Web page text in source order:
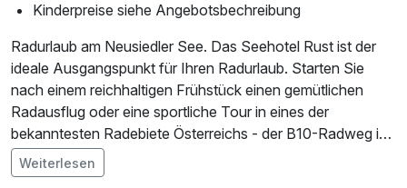
Kinderpreise siehe Angebotsbechreibung
Radurlaub am Neusiedler See. Das Seehotel Rust ist der
ideale Ausgangspunkt für Ihren Radurlaub. Starten Sie
nach einem reichhaltigen Frühstück einen gemütlichen
Radausflug oder eine sportliche Tour in eines der
bekanntesten Radebiete Österreichs - der B10-Radweg ist
sogar der einzige 5-Sterne-Radweg Österreichs.
Im Angebot enthalten
Weiterlesen